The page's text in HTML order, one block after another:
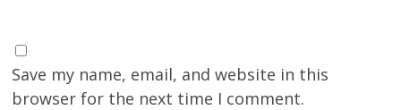
Save my name, email, and website in this
browser for the next time I comment.